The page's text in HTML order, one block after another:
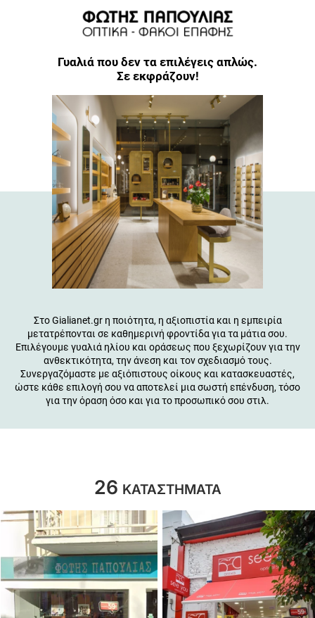
Γυαλιά που δεν τα επιλέγεις απλώς.
Σε εκφράζουν!
Στο Gialianet.gr η ποιότητα, η αξιοπιστία και η εμπειρία
μετατρέπονται σε καθημερινή φροντίδα για τα μάτια σου.
Επιλέγουμε γυαλιά ηλίου και οράσεως που ξεχωρίζουν για την
ανθεκτικότητα, την άνεση και τον σχεδιασμό τους.
Συνεργαζόμαστε με αξιόπιστους οίκους και κατασκευαστές,
ώστε κάθε επιλογή σου να αποτελεί μια σωστή επένδυση, τόσο
για την όραση όσο και για το προσωπικό σου στιλ.
26 ΚΑΤΑΣΤΗΜΑΤΑ